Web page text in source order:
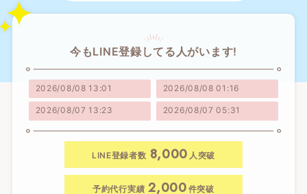
今もLINE登録してる人がいます!
2026/08/08 13:01 2026/08/08 01:16
2026/08/07 13:23 2026/08/07 05:31
LINE登録者数 8,000 人突破
予約代行実績 2,000 件突破